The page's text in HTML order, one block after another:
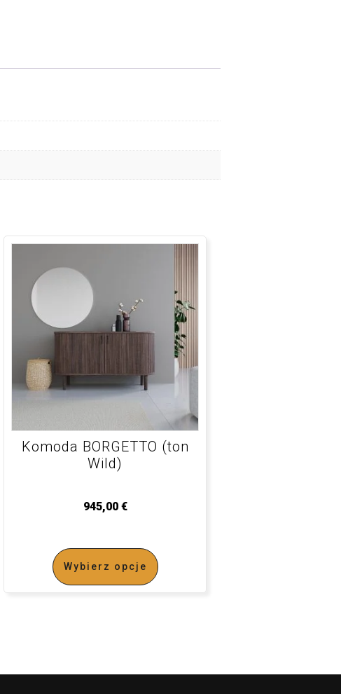
Komoda BORGETTO (ton
Wild)
945,00 €
Wybierz opcje